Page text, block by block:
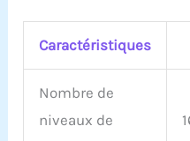
Caractéristiques
Nombre de
niveaux de